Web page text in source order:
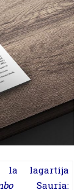
la lagartija
Sauria: